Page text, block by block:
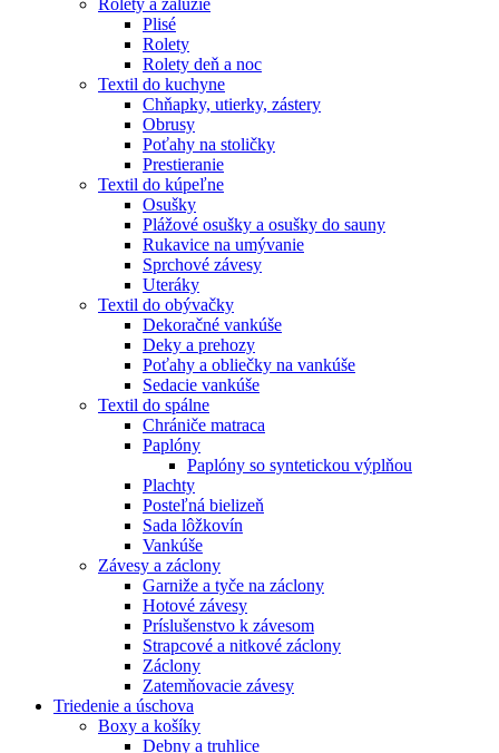
Plisé
Rolety
Rolety deň a noc
Textil do kuchyne
Chňapky, utierky, zástery
Obrusy
Poťahy na stoličky
Prestieranie
Textil do kúpeľne
Osušky
Plážové osušky a osušky do sauny
Rukavice na umývanie
Sprchové závesy
Uteráky
Textil do obývačky
Dekoračné vankúše
Deky a prehozy
Poťahy a obliečky na vankúše
Sedacie vankúše
Textil do spálne
Chrániče matraca
Paplóny
Paplóny so syntetickou výplňou
Plachty
Posteľná bielizeň
Sada lôžkovín
Vankúše
Závesy a záclony
Garniže a tyče na záclony
Hotové závesy
Príslušenstvo k závesom
Strapcové a nitkové záclony
Záclony
Zatemňovacie závesy
Triedenie a úschova
Boxy a košíky
Debny a truhlice